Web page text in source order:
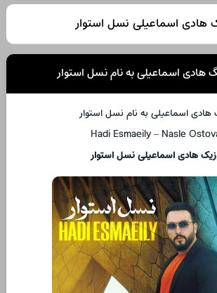
هادی اسماعیلی نسل استوار
هادی اسماعیلی به نام نسل استوار
اسماعیلی به نام نسل استوار
Hadi Esmaeily – Nasle
هادی اسماعیلی نسل استوار